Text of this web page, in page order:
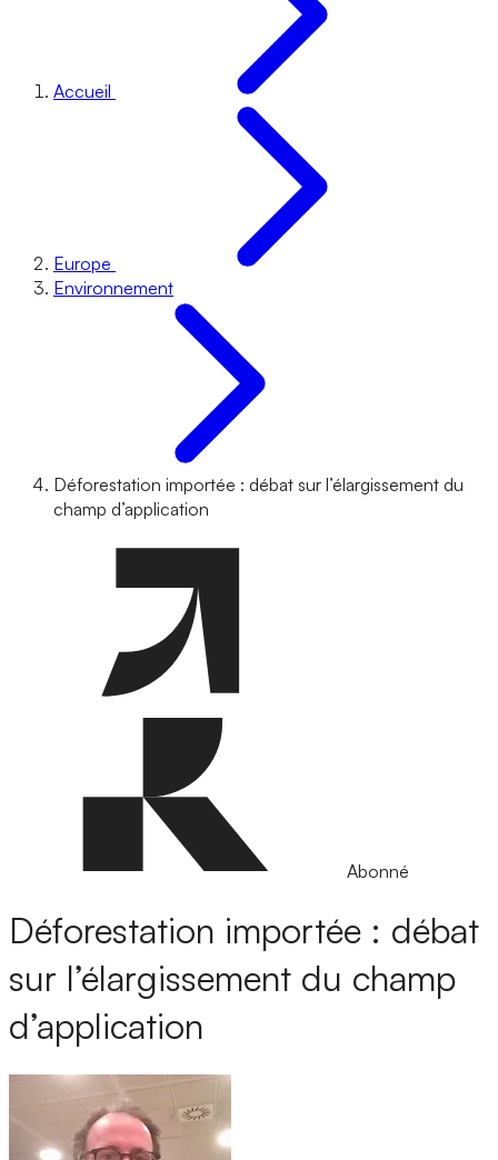
Accueil
Europe
Environnement
Déforestation importée : débat sur l’élargissement du
champ d’application
Abonné
Déforestation importée : débat
sur l’élargissement du champ
d’application